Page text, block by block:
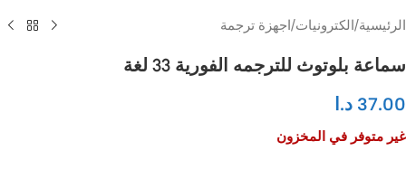
الرئيسية/ الكترونيات/ اجهزة ترجمة
سماعة بلوتوث للترجمه الفورية 33 لغة
37.00 د.ا
غير متوفر في المخزون